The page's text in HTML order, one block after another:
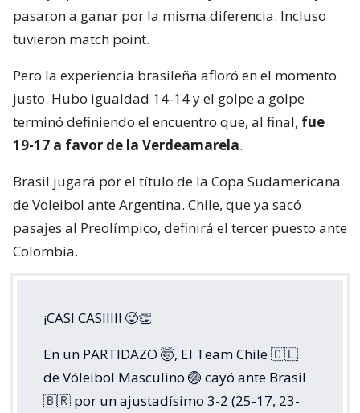
pasaron a ganar por la misma diferencia. Incluso
tuvieron match point.
Pero la experiencia brasileña afloró en el momento
justo. Hubo igualdad 14-14 y el golpe a golpe
terminó definiendo el encuentro que, al final, fue
19-17 a favor de la Verdeamarela.
Brasil jugará por el título de la Copa Sudamericana
de Voleibol ante Argentina. Chile, que ya sacó
pasajes al Preolímpico, definirá el tercer puesto ante
Colombia.
¡CASI CASIIII! 🥵👏
En un PARTIDAZO 🤯, El Team Chile 🇨🇱
de Vóleibol Masculino 🏐 cayó ante Brasil
🇧🇷 por un ajustadísimo 3-2 (25-17, 23-